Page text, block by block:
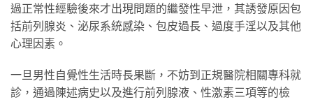
過正常性經驗後來才出現問題的繼發性早泄，其誘發原因包
括前列腺炎、泌尿系統感染、包皮過長、過度手淫以及其他
心理因素。
一旦男性自覺性生活時長果斷，不妨到正規醫院相關專科就
診，通過陳述病史以及進行前列腺液、性激素三項等的檢